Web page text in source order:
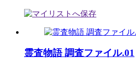
霊査物語 調査ファイル.01